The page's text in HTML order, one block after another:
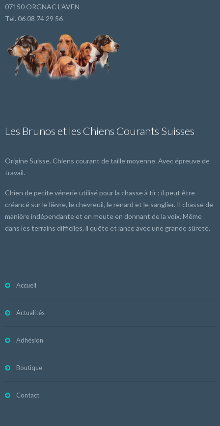
07150 ORGNAC L'AVEN
Tel. 06 08 74 29 56
Les Brunos et les Chiens Courants Suisses
Origine Suisse. Chiens courant de taille moyenne. Avec épreuve de
travail.
Chien de petite vénerie utilisé pour la chasse à tir ; il peut être
créancé sur le lièvre, le chevreuil, le renard et le sanglier. Il chasse de
manière indépendante et en meute en donnant de la voix. Même
dans les terrains difficiles, il quête et lance avec une grande sûreté.
Accueil
Actualités
Adhésion
Boutique
Contact